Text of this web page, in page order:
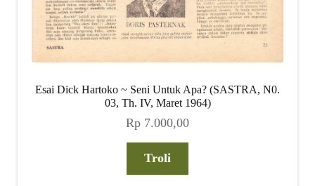
Esai Dick Hartoko ~ Seni Untuk Apa? (SASTRA, N0.
03, Th. IV, Maret 1964)
Rp 7.000,00
Troli